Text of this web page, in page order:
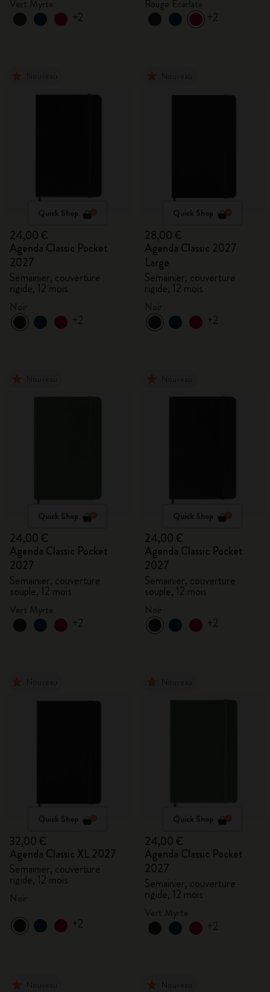
+2 +2
Quick Shop
24,00 €
Agenda Classic Pocket
2027
Semainier, couverture
rigide, 12 mois
+2
Quick Shop
28,00 €
Agenda Classic 2027
Large
Semainier, couverture
rigide, 12 mois
+2
Quick Shop
24,00 €
Agenda Classic Pocket
2027
Semainier, couverture
souple, 12 mois
+2
Quick Shop
24,00 €
Agenda Classic Pocket
2027
Semainier, couverture
souple, 12 mois
+2
Quick Shop
32,00 €
Agenda Classic XL 2027
Semainier, couverture
rigide, 12 mois
+2
Quick Shop
24,00 €
Agenda Classic Pocket
2027
Semainier, couverture
rigide, 12 mois
+2